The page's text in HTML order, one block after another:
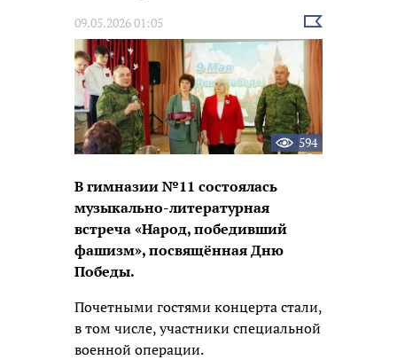
09.05.2026 01:05
Выбрать
новость
594
В гимназии №11 состоялась
музыкально-литературная
встреча «Народ, победивший
фашизм», посвящённая Дню
Победы.
Почетными гостями концерта стали,
в том числе, участники специальной
военной операции.